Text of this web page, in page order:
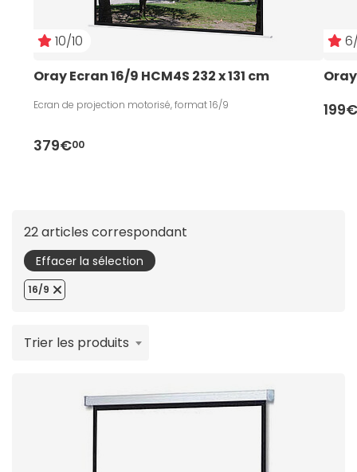
10/10
Oray Ecran 16/9 HCM4S 232 x 131 cm
Ecran de projection motorisé, format 16/9
379€00
22 articles correspondant
Effacer la sélection
16/9
Trier les produits